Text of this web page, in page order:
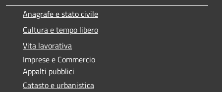
Anagrafe e stato civile
Cultura e tempo libero
Vita lavorativa
Imprese e Commercio
Appalti pubblici
Catasto e urbanistica